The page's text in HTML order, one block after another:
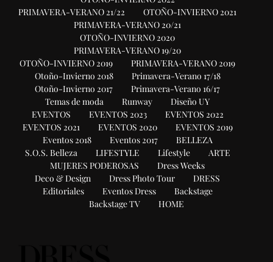
PRIMAVERA-VERANO 21/22
OTOÑO-INVIERNO 2021
PRIMAVERA-VERANO 20/21
OTOÑO-INVIERNO 2020
PRIMAVERA-VERANO 19/20
OTOÑO-INVIERNO 2019
PRIMAVERA-VERANO 2019
Otoño-Invierno 2018
Primavera-Verano 17/18
Otoño-Invierno 2017
Primavera-Verano 16/17
Temas de moda
Runway
Diseño UY
EVENTOS
EVENTOS 2023
EVENTOS 2022
EVENTOS 2021
EVENTOS 2020
EVENTOS 2019
Eventos 2018
Eventos 2017
BELLEZA
S.O.S. Belleza
LIFESTYLE Lifestyle
ARTE
MUJERES PODEROSAS
Dress Weeks
Deco & Design
Dress Photo Tour
DRESS
Editoriales
Eventos Dress
Backstage
Backstage TV
HOME